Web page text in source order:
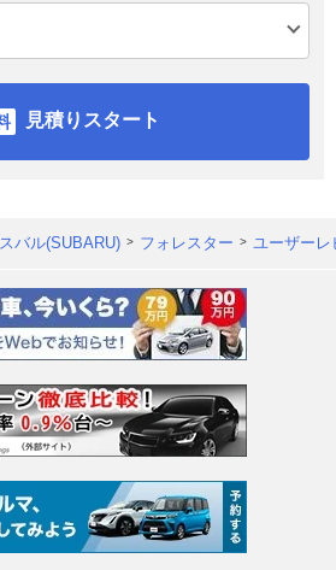
見積りスタート
スバル(SUBARU) フォレスター ユーザー